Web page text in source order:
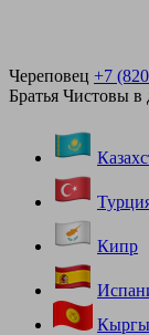
Череповец +7
Братья Чистовы в
Кипр